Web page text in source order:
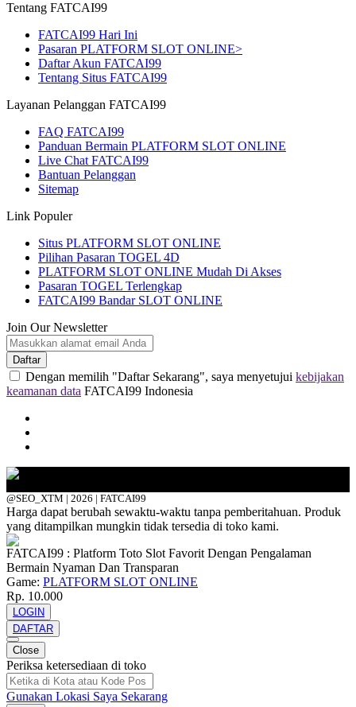
Tentang FATCAI99
FATCAI99 Hari Ini
Pasaran PLATFORM SLOT ONLINE>
Daftar Akun FATCAI99
Tentang Situs FATCAI99
Layanan Pelanggan FATCAI99
FAQ FATCAI99
Panduan Bermain PLATFORM SLOT ONLINE
Live Chat FATCAI99
Bantuan Pelanggan
Sitemap
Link Populer
Situs PLATFORM SLOT ONLINE
Pilihan Pasaran TOGEL 4D
PLATFORM SLOT ONLINE Mudah Di Akses
Pasaran TOGEL Terlengkap
FATCAI99 Bandar SLOT ONLINE
Join Our Newsletter
Daftar
Dengan memilih "Daftar Sekarang", saya menyetujui kebijakan
keamanan data FATCAI99 Indonesia
@SEO_XTM | 2026 | FATCAI99
Harga dapat berubah sewaktu-waktu tanpa pemberitahuan. Produk
yang ditampilkan mungkin tidak tersedia di toko kami.
FATCAI99 : Platform Toto Slot Favorit Dengan Pengalaman
Bermain Nyaman Dan Transparan
Game: PLATFORM SLOT ONLINE
Rp. 10.000
LOGIN
DAFTAR
Close
Periksa ketersediaan di toko
Gunakan Lokasi Saya Sekarang